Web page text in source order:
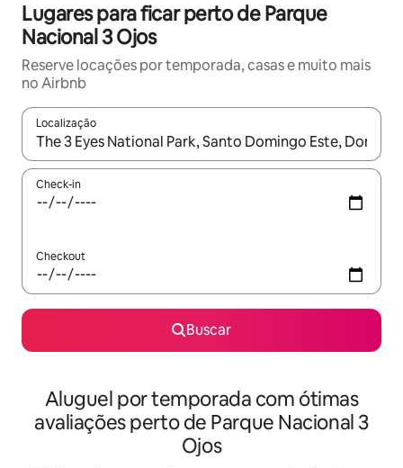
Lugares para ficar perto de Parque
Nacional 3 Ojos
Reserve locações por temporada, casas e muito mais
no Airbnb
Localização
Quando os resultados estiverem disponíveis, explore-os
Check-in
Checkout
Buscar
Aluguel por temporada com ótimas
avaliações perto de Parque Nacional 3
Ojos